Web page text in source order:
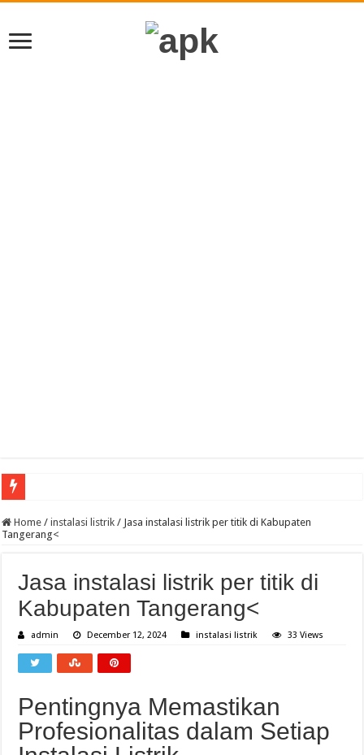
Cazeus vodnik za začetnike: kaj preveriti pred prvo igro
Kuinka julkisuuden henkilöt voittavat uhkapeleissä
cw-check-https://test.com/
Sensible Medical insurance Preparations
Sensible Medical insurance Preparations
Coronavirus disease 2019
Guide des Meilleurs Sites de Jeu en Ligne pour 2026: Top Casino
Онлайн Казино України Фавбет казино Рейтинг Найкращих Сайтів
Home / instalasi listrik / Jasa instalasi listrik per titik di Kabupaten
Tangerang<
Jasa instalasi listrik per titik di
Kabupaten Tangerang<
admin December 12, 2024 instalasi listrik 33 Views
Pentingnya Memastikan
Profesionalitas dalam Setiap